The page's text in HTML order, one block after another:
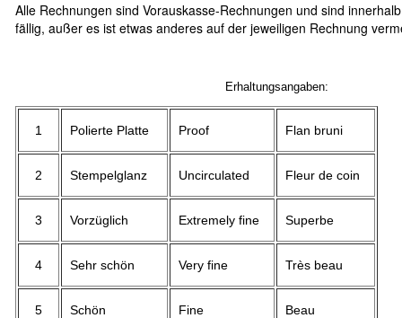
Alle Rechnungen sind Vorauskasse-Rechnungen und sind
fällig, außer es ist etwas anderes auf der jeweiligen Rechnung
Erhaltungsangaben:
1 Polierte Platte Proof Flan bruni
2 Stempelglanz Uncirculated Fleur de coin
3 Vorzüglich Extremely fine Superbe
4 Sehr schön Very fine Très beau
5 Schön Fine Beau